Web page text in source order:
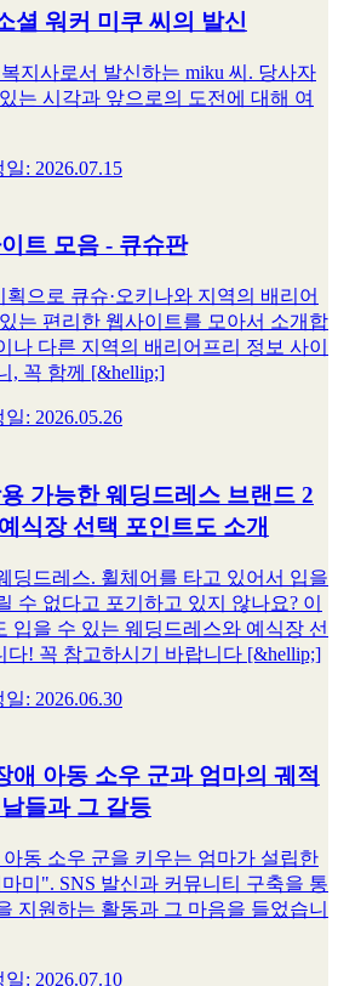
셜 워커 미쿠 씨의 발신
지사로서 발신하는 miku 씨. 당사자
는 시각과 앞으로의 도전에 대해 여
일: 2026.07.15
트 모음 - 큐슈판
으로 큐슈·오키나와 지역의 배리어
는 편리한 웹사이트를 모아서 소개합
나 다른 지역의 배리어프리 정보 사이
, 꼭 함께 [&hellip;]
일: 2026.05.26
가능한 웨딩드레스 브랜드 2
식장 선택 포인트도 소개
딩드레스. 휠체어를 타고 있어서 입을
수 없다고 포기하고 있지 않나요? 이
입을 수 있는 웨딩드레스와 예식장 선
다! 꼭 참고하시기 바랍니다 [&hellip;]
일: 2026.06.30
애 아동 소우 군과 엄마의 궤적
들과 그 갈등
동 소우 군을 키우는 엄마가 설립한
미". SNS 발신과 커뮤니티 구축을 통
지원하는 활동과 그 마음을 들었습니
일: 2026.07.10